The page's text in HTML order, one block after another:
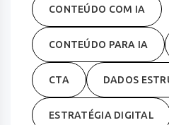
CONTEÚDO COM IA
CONTEÚDO PARA IA
CTA DADOS
ESTRATÉGIA DIGITAL